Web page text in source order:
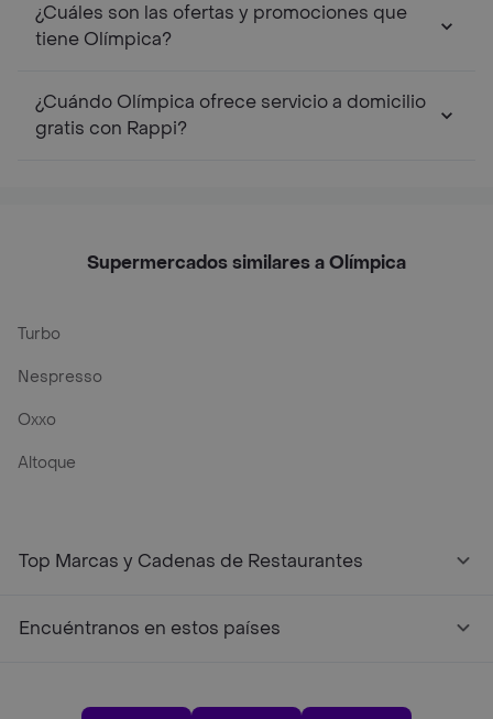
¿Cuáles son las ofertas y promociones que
tiene Olímpica?
¿Cuándo Olímpica ofrece servicio a domicilio
gratis con Rappi?
Supermercados similares a Olímpica
Turbo
Nespresso
Oxxo
Altoque
Top Marcas y Cadenas de Restaurantes
Encuéntranos en estos países